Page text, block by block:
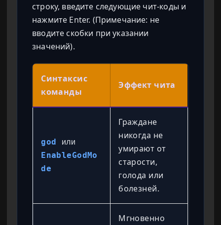
строку, введите следующие чит-коды и
нажмите Enter. (Примечание: не
вводите скобки при указании
значений).
Синтаксис
команды
Эффект чита
god или
EnableGodMo
de
Граждане
никогда не
умирают от
старости,
голода или
болезней.
Мгновенно